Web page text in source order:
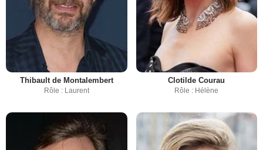
Thibault de Montalembert
Rôle : Laurent
Clotilde Courau
Rôle : Hélène